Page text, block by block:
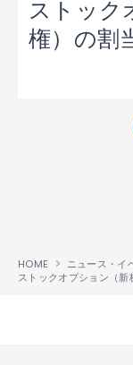
ストック
権）の割
HOME
ニュース・イ